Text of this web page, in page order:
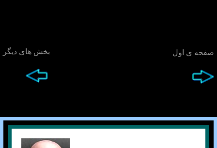
بخش های ديگر صفحه ی اول